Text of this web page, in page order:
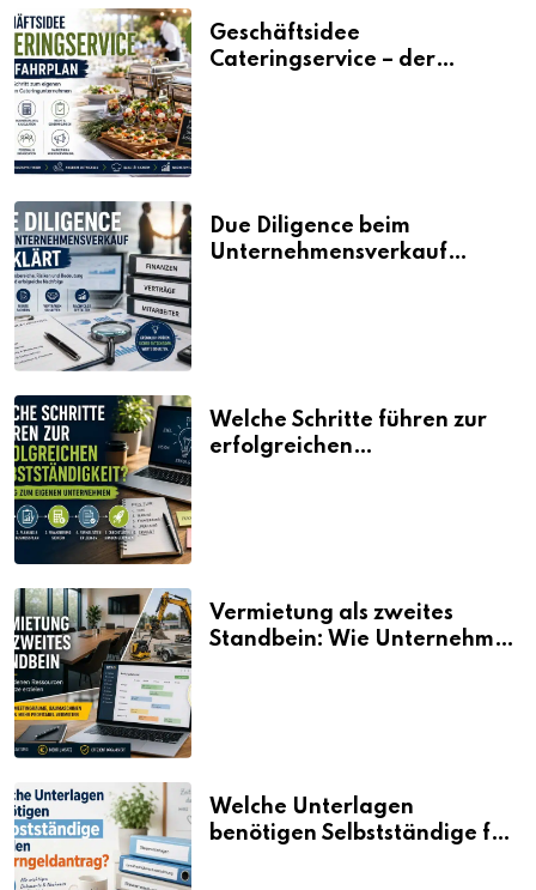
Geschäftsidee
Cateringservice – der
Due Diligence beim
Unternehmensverkauf
Welche Schritte führen zur
erfolgreichen
Vermietung als zweites
Standbein: Wie Unternehmen
Welche Unterlagen
benötigen Selbstständige für